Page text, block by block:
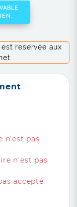
reservée aux
n'est pas
n'est pas
accepté